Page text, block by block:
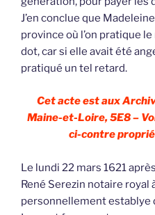
J’en conclue que
province où l’on pratique
dot, car si elle avait été
pratiqué un tel retard.
Cet acte est aux
Maine-et-Loire, 5E8 –
ci-contre
Le lundi 22 mars 1621
René Serezin notaire
personnellement establye